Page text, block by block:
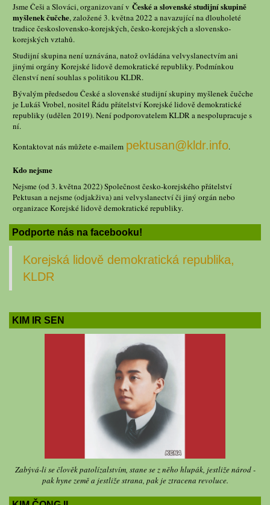
Jsme Češi a Slováci, organizovaní v České a slovenské studijní skupině
myšlenek čučche, založené 3. května 2022 a navazující na dlouholeté
tradice československo-korejských, česko-korejských a slovensko-
korejských vztahů.
Studijní skupina není uznávána, natož ovládána velvyslanectvím ani
jinými orgány Korejské lidově demokratické republiky. Podmínkou
členství není souhlas s politikou KLDR.
Bývalým předsedou České a slovenské studijní skupiny myšlenek čučche
je Lukáš Vrobel, nositel Řádu přátelství Korejské lidově demokratické
republiky (udělen 2019). Není podporovatelem KLDR a nespolupracuje s
ní.
Kontaktovat nás můžete e-mailem pektusan@kldr.info.
Kdo nejsme
Nejsme (od 3. května 2022) Společnost česko-korejského přátelství
Pektusan a nejsme (odjakživa) ani velvyslanectví či jiný orgán nebo
organizace Korejské lidově demokratické republiky.
Podporte nás na facebooku!
Korejská lidově demokratická republika,
KLDR
KIM IR SEN
Zabývá-li se člověk patolízalstvím, stane se z něho hlupák, jestliže národ -
pak hyne země a jestliže strana, pak je ztracena revoluce.